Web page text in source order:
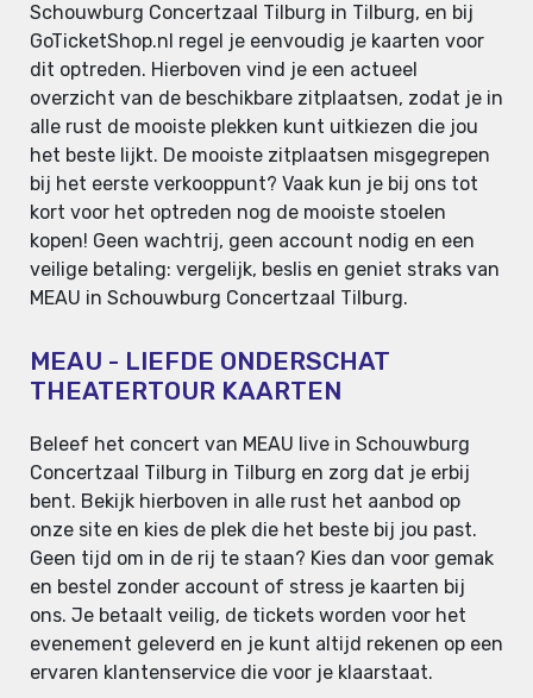
Schouwburg Concertzaal Tilburg in Tilburg, en bij
GoTicketShop.nl regel je eenvoudig je kaarten voor
dit optreden. Hierboven vind je een actueel
overzicht van de beschikbare zitplaatsen, zodat je in
alle rust de mooiste plekken kunt uitkiezen die jou
het beste lijkt. De mooiste zitplaatsen misgegrepen
bij het eerste verkooppunt? Vaak kun je bij ons tot
kort voor het optreden nog de mooiste stoelen
kopen! Geen wachtrij, geen account nodig en een
veilige betaling: vergelijk, beslis en geniet straks van
MEAU in Schouwburg Concertzaal Tilburg.
MEAU - LIEFDE ONDERSCHAT
THEATERTOUR KAARTEN
Beleef het concert van MEAU live in Schouwburg
Concertzaal Tilburg in Tilburg en zorg dat je erbij
bent. Bekijk hierboven in alle rust het aanbod op
onze site en kies de plek die het beste bij jou past.
Geen tijd om in de rij te staan? Kies dan voor gemak
en bestel zonder account of stress je kaarten bij
ons. Je betaalt veilig, de tickets worden voor het
evenement geleverd en je kunt altijd rekenen op een
ervaren klantenservice die voor je klaarstaat.